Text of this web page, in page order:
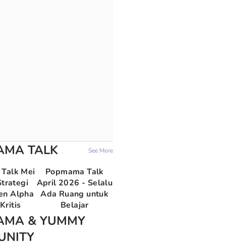
TALK See More
Mei
Alpha
Popmama Talk
April 2026 - Selalu
Ada Ruang untuk
Belajar
& YUMMY